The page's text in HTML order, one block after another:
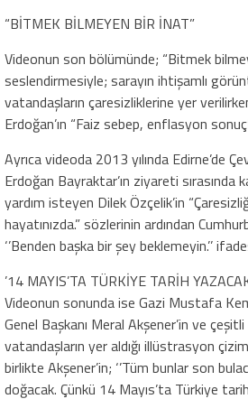
“BİTMEK BİLMEYEN BİR İNAT”
Videonun son bölümünde; “Bitmek
seslendirmesiyle; sarayın ihtişamlı
vatandaşların çaresizliklerine yer
Erdoğan’ın “Faiz sebep, enflasyon
Ayrıca videoda 2013 yılında Edirne’de
Erdoğan Bayraktar’ın ziyareti sırasında
yardım isteyen Dilek Özçelik’in
hayatınızda.” sözlerinin ardından
‘’Benden başka bir şey beklemeyin.’’
’14 MAYIS’TA TÜRKİYE TARİH
Videonun sonunda ise Gazi Mustafa
Genel Başkanı Meral Akşener’in ve
vatandaşların yer aldığı illüstrasyon
birlikte Akşener’in; ‘’Tüm bunlar son
doğacak. Çünkü 14 Mayıs’ta Türkiye